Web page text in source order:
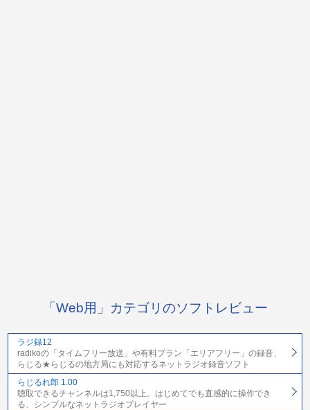
「Web用」カテゴリのソフトレビュー
ラジ録12
radikoの「タイムフリー放送」や有料プラン「エリアフリー」の録音、
らじる★らじるの地方局にも対応するネットラジオ録音ソフト
らじるれ郎 1.00
聴取できるチャンネルは1,750以上。はじめてでも直感的に操作でき
る、シンプルなネットラジオプレイヤー